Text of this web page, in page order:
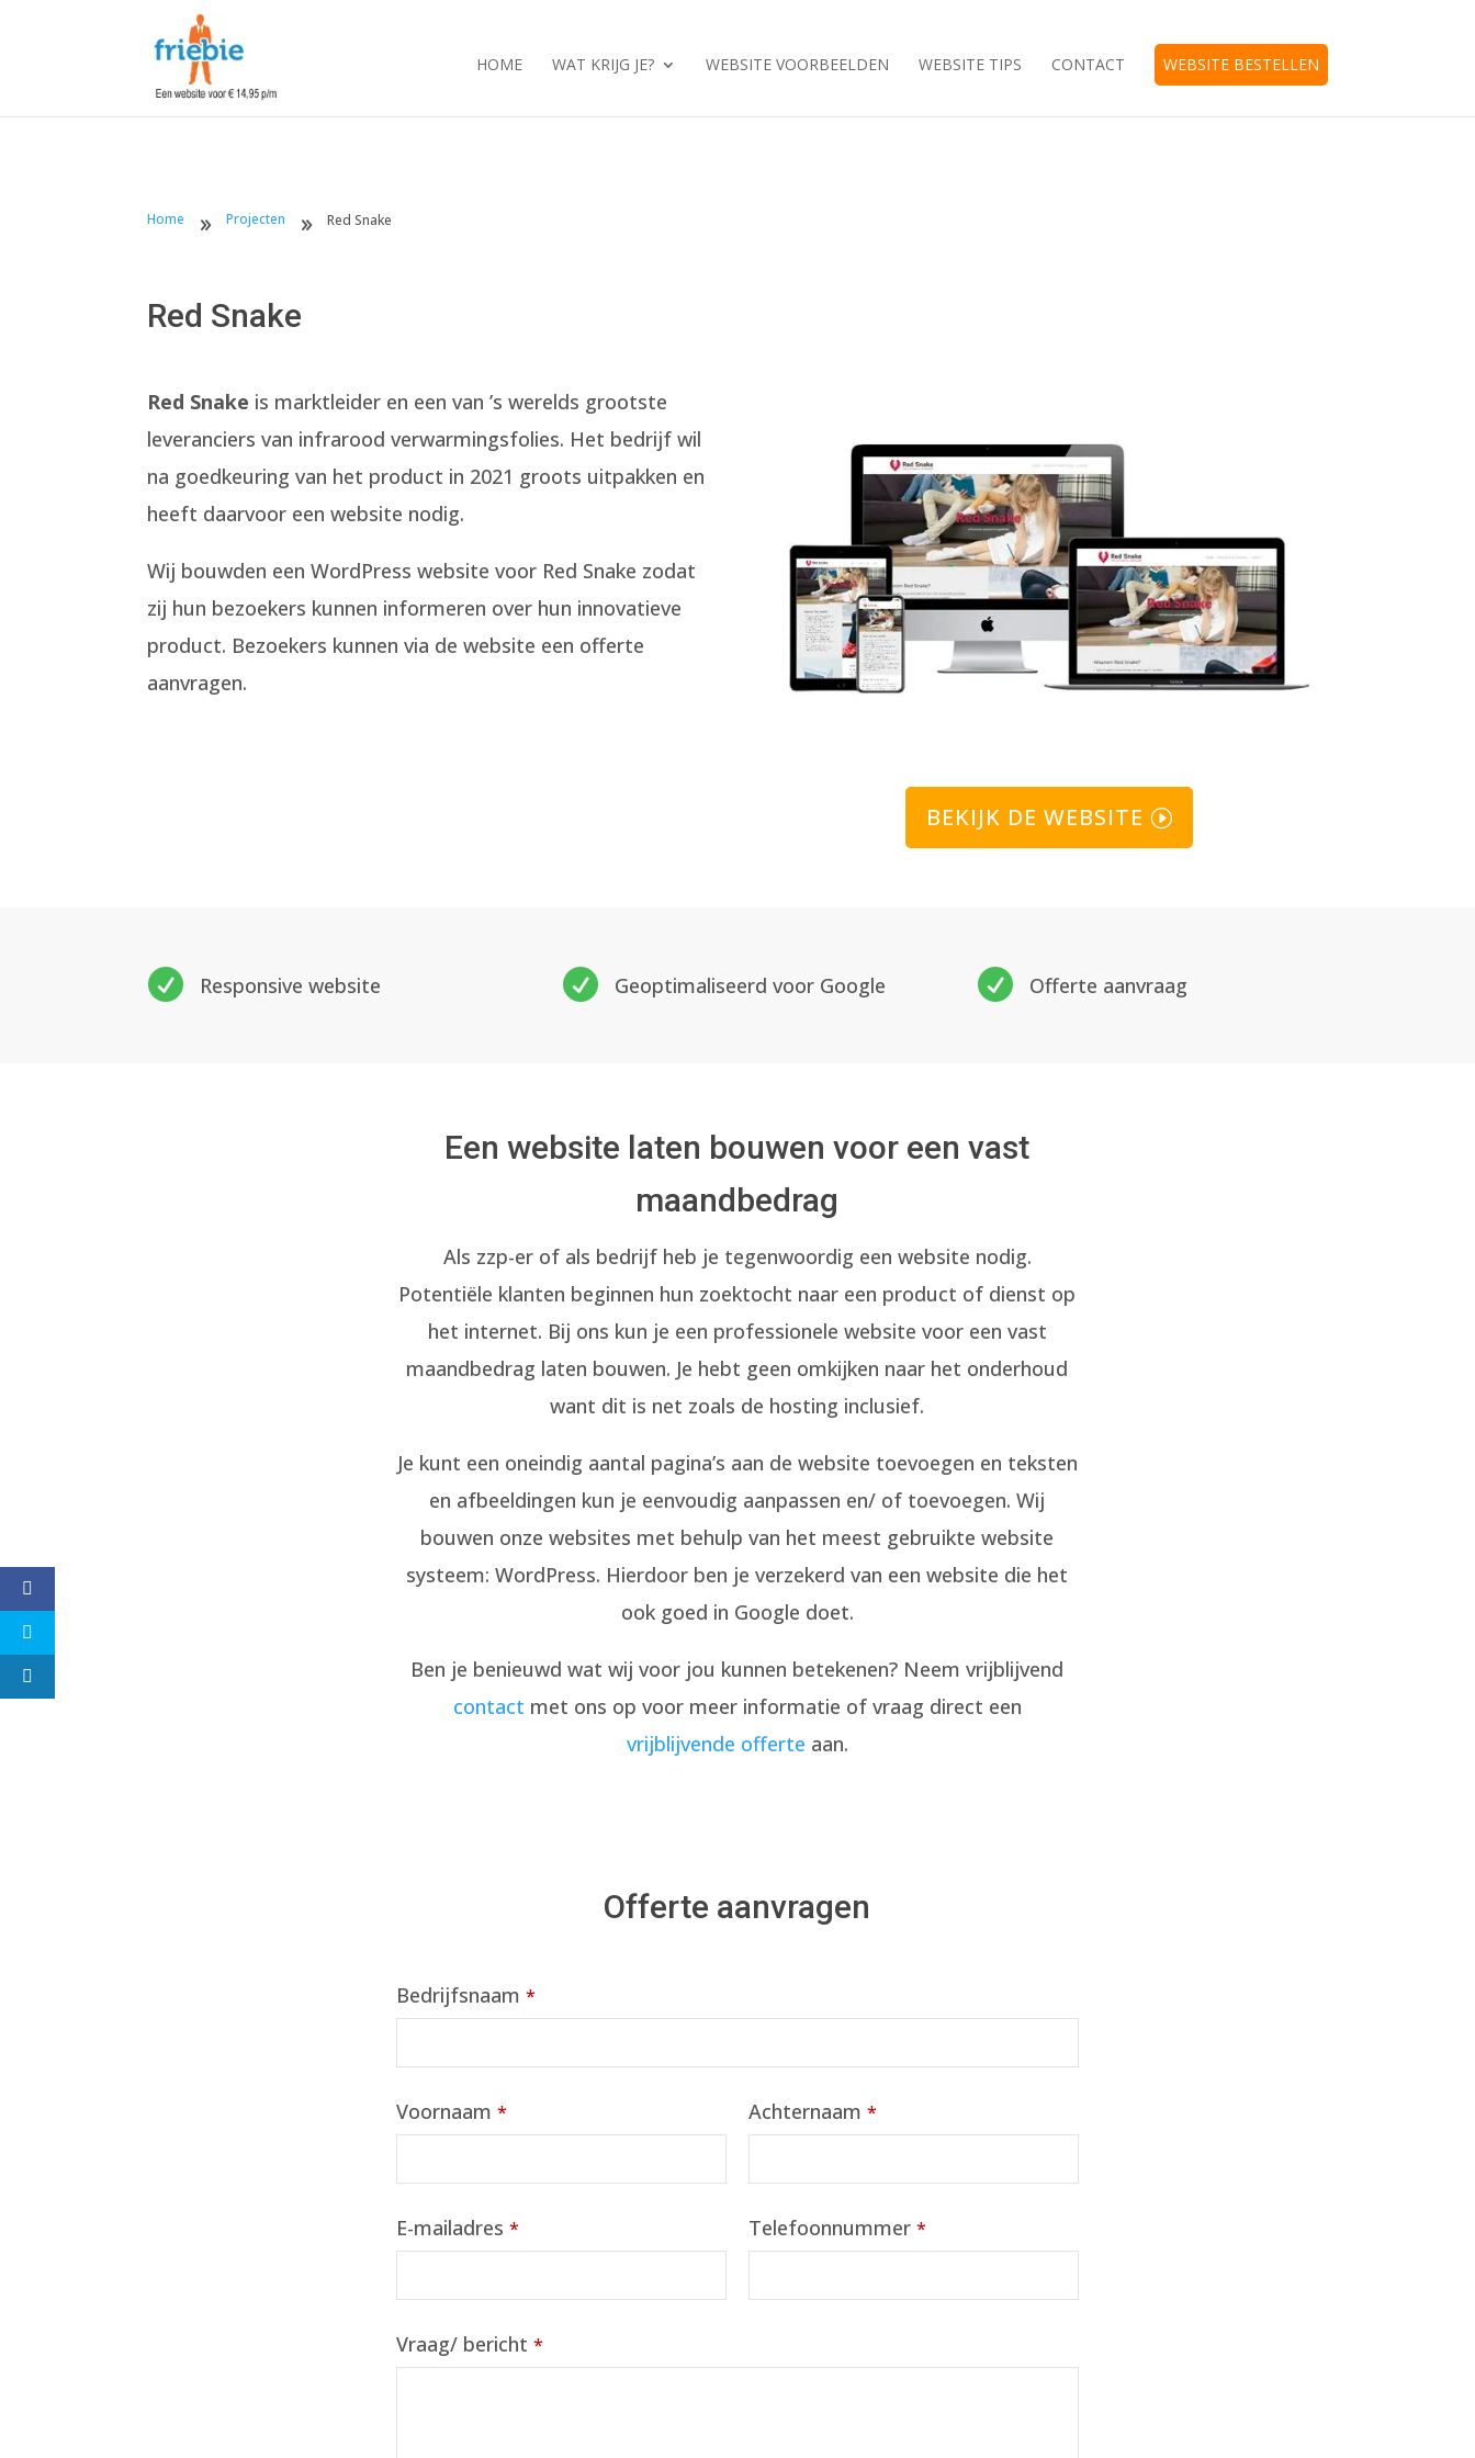
HOME WAT KRIJG JE? WEBSITE VOORBEELDEN WEBSITE TIPS CONTACT WEBSITE BESTELLEN
Home 9 Projecten 9 Red Snake
Red Snake
Red Snake is marktleider en een van ’s werelds grootste
leveranciers van infrarood verwarmingsfolies. Het bedrijf wil
na goedkeuring van het product in 2021 groots uitpakken en
heeft daarvoor een website nodig.
Wij bouwden een WordPress website voor Red Snake zodat
zij hun bezoekers kunnen informeren over hun innovatieve
product. Bezoekers kunnen via de website een offerte
aanvragen.
BEKIJK DE WEBSITE
 Responsive website  Geoptimaliseerd voor Google  Offerte aanvraag
Een website laten bouwen voor een vast
maandbedrag
Als zzp-er of als bedrijf heb je tegenwoordig een website nodig.
Potentiële klanten beginnen hun zoektocht naar een product of dienst op
het internet. Bij ons kun je een professionele website voor een vast
maandbedrag laten bouwen. Je hebt geen omkijken naar het onderhoud
want dit is net zoals de hosting inclusief.
Je kunt een oneindig aantal pagina’s aan de website toevoegen en teksten
en afbeeldingen kun je eenvoudig aanpassen en/ of toevoegen. Wij
bouwen onze websites met behulp van het meest gebruikte website
systeem: WordPress. Hierdoor ben je verzekerd van een website die het
ook goed in Google doet.
Ben je benieuwd wat wij voor jou kunnen betekenen? Neem vrijblijvend
contact met ons op voor meer informatie of vraag direct een
vrijblijvende offerte aan.
Offerte aanvragen
Bedrijfsnaam *
Voornaam * Achternaam *
E-mailadres * Telefoonnummer *
Vraag/ bericht *